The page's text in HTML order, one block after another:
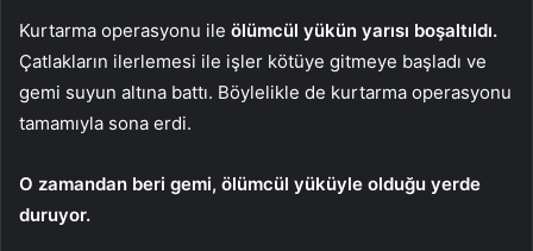
Kurtarma operasyonu ile ölümcül yükün yarısı boşaltıldı.
Çatlakların ilerlemesi ile işler kötüye gitmeye başladı ve
gemi suyun altına battı. Böylelikle de kurtarma operasyonu
tamamıyla sona erdi.
O zamandan beri gemi, ölümcül yüküyle olduğu yerde
duruyor.